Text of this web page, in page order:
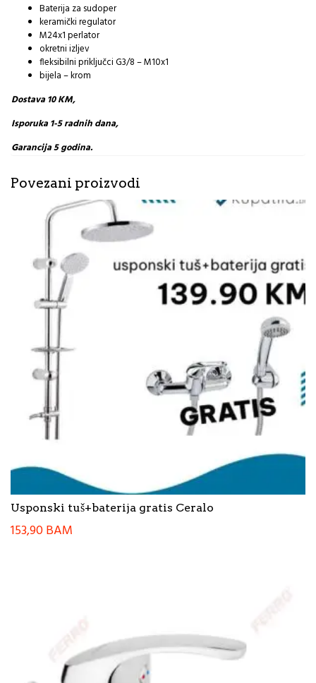
Baterija za sudoper
keramički regulator
M24x1 perlator
okretni izljev
fleksibilni priključci G3/8 – M10x1
bijela – krom
Dostava 10 KM,
Isporuka 1-5 radnih dana,
Garancija 5 godina.
Povezani proizvodi
Usponski tuš+baterija gratis Ceralo
153,90BAM